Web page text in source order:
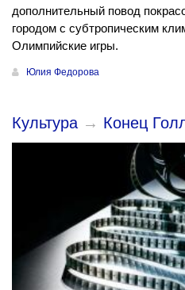
дополнительный повод
городом с субтропическим
Олимпийские игры.
Юлия Федорова
Культура → Конец